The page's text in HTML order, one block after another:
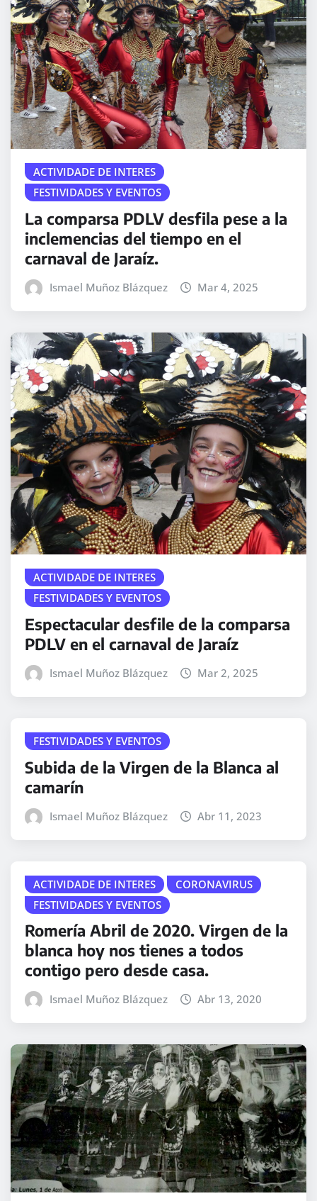
ACTIVIDADE DE INTERES
FESTIVIDADES Y EVENTOS
La comparsa PDLV desfila pese a la
inclemencias del tiempo en el
carnaval de Jaraíz.
Ismael Muñoz Blázquez Mar 4, 2025
ACTIVIDADE DE INTERES
FESTIVIDADES Y EVENTOS
Espectacular desfile de la comparsa
PDLV en el carnaval de Jaraíz
Ismael Muñoz Blázquez Mar 2, 2025
FESTIVIDADES Y EVENTOS
Subida de la Virgen de la Blanca al
camarín
Ismael Muñoz Blázquez Abr 11, 2023
ACTIVIDADE DE INTERES
CORONAVIRUS
FESTIVIDADES Y EVENTOS
Romería Abril de 2020. Virgen de la
blanca hoy nos tienes a todos
contigo pero desde casa.
Ismael Muñoz Blázquez Abr 13, 2020